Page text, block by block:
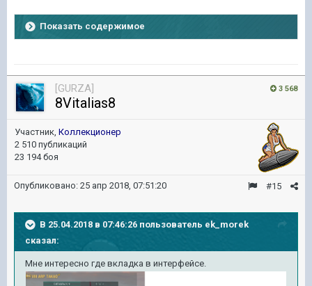
Показать содержимое
3 568
[GURZA]
8Vitalias8
Участник, Коллекционер
2 510 публикаций
23 194 боя
#15
Опубликовано: 25 апр 2018, 07:51:20
В 25.04.2018 в 07:46:26 пользователь ek_morek
сказал:
Мне интересно где вкладка в интерфейсе.